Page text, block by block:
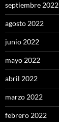
septiembre 2022
agosto 2022
junio 2022
mayo 2022
abril 2022
marzo 2022
febrero 2022